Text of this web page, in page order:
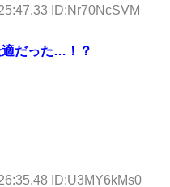
ID:Nr70NcSVM
だった…！？
ID:U3MY6kMs0